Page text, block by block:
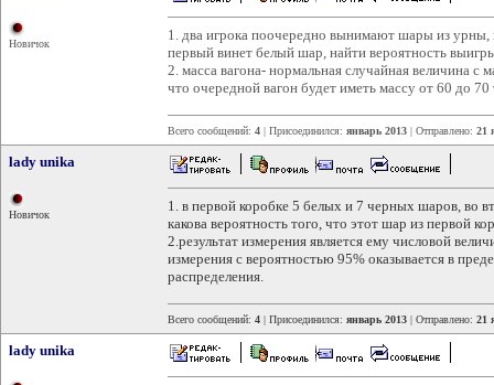
Новичок
1. два игрока поочередно вынимают шары из урны,
первый винет белый шар, найти вероятность
2. масса вагона- нормальная случайная величина с
что очередной вагон будет иметь массу от 60 до 70
Всего сообщений: 4 | Присоединился: январь 2013 | Отправлено: 21
lady unika
Новичок
1. в первой коробке 5 белых и 7 черных шаров, во
какова вероятность того, что этот шар из первой
2.результат измерения является ему числовой
измерения с вероятностью 95% оказывается в
распределения.
Всего сообщений: 4 | Присоединился: январь 2013 | Отправлено: 21
lady unika